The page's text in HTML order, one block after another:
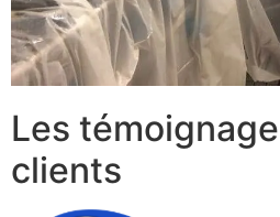
Les
clients